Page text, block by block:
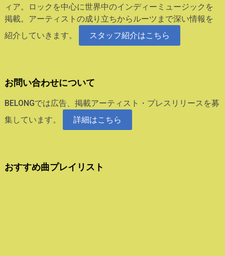
ィア。ロックを中心に世界中のインディーミュージックを
掲載。アーティストの成り立ちからルーツまで深い情報を
紹介していきます。
スタッフ紹介はこちら
お問い合わせについて
BELONGでは広告、掲載アーティスト・プレスリリースを募
集しています。
詳細はこちら
おすすめ曲プレイリスト